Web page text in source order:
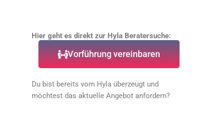
Hier geht es direkt zur Hyla Beratersuche:
Vorführung vereinbaren
Du bist bereits vom Hyla überzeugt und
möchtest das aktuelle Angebot anfordern?